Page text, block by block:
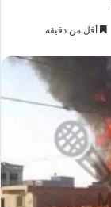
أقل من دقيقة